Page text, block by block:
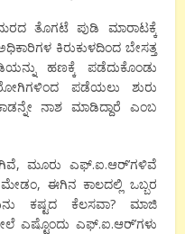
ತೊಗಟೆ ಪುಡಿ ಮಾರಾಟಕ್ಕೆ
ಕಿರುಕುಳದಿಂದ ಬೇಸತ್ತ
ಹಣಕ್ಕೆ ಪಡೆದುಕೊಂಡು
ಪಡೆಯಲು ಶುರು
ನಾಶ ಮಾಡಿದ್ದಾರೆ ಎಂಬ
ಮೂರು ಎಫ್.ಐ.ಆರ್’ಗಳಿವೆ
ಈಗಿನ ಕಾಲದಲ್ಲಿ ಒಬ್ಬರ
ಕಷ್ಟದ ಕೆಲಸವಾ? ಮಾಜಿ
ಎಷ್ಟೊಂದು ಎಫ್.ಐ.ಆರ್’ಗಳು